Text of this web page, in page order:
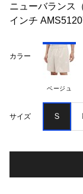
ニューバランス
インチ
カラー
ベージュ
サイズ Ｓ